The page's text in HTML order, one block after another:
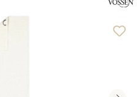
von 4.88 von 5 Sternen